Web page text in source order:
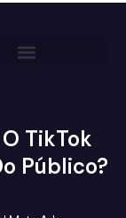
TikTok
Público?